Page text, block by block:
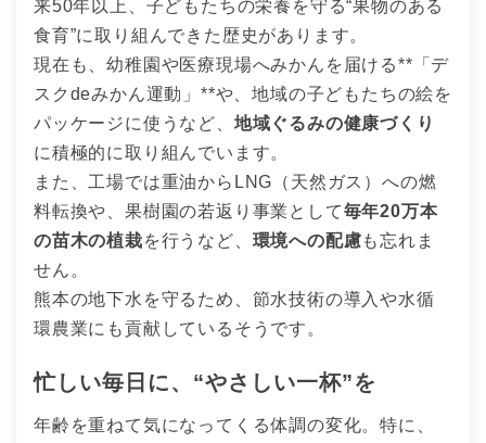
来50年以上、子どもたちの栄養を守る“果物のある
食育”に取り組んできた歴史があります。
現在も、幼稚園や医療現場へみかんを届ける**「デ
スクdeみかん運動」**や、地域の子どもたちの絵を
パッケージに使うなど、 地域ぐるみの健康づくり
に積極的に取り組んでいます。
また、工場では重油からLNG（天然ガス）への燃
料転換や、果樹園の若返り事業として毎年20万本
の苗木の植栽を行うなど、 環境への配慮も忘れま
せん。
熊本の地下水を守るため、節水技術の導入や水循
環農業にも貢献しているそうです。
忙しい毎日に、“やさしい一杯”を
年齢を重ねて気になってくる体調の変化。特に、